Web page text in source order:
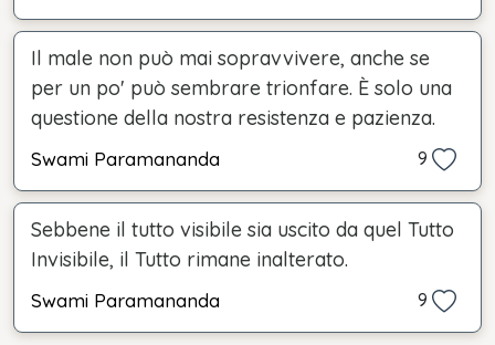
Il male non può mai sopravvivere, anche se
per un po' può sembrare trionfare. È solo una
questione della nostra resistenza e pazienza.
Swami Paramananda 9
Sebbene il tutto visibile sia uscito da quel Tutto
Invisibile, il Tutto rimane inalterato.
Swami Paramananda 9